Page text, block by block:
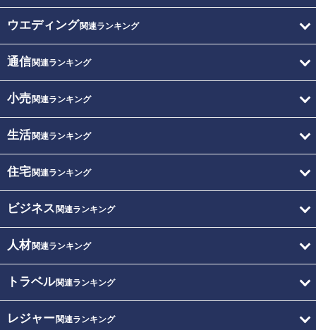
ウエディング関連ランキング
通信関連ランキング
小売関連ランキング
生活関連ランキング
住宅関連ランキング
ビジネス 関連ランキング
人材関連ランキング
トラベル関連ランキング
レジャー関連ランキング